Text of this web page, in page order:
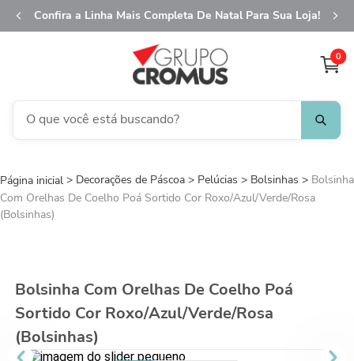
Confira a Linha Mais Completa De Natal Para Sua Loja!
0
O que você está buscando?
Decorações de Páscoa Pelúcias Bolsinhas
Bolsinha
Com Orelhas De Coelho Poá Sortido Cor Roxo/Azul/Verde/Rosa
(Bolsinhas)
Bolsinha Com Orelhas De Coelho Poá
Sortido Cor Roxo/Azul/Verde/Rosa
(Bolsinhas)
1
fita aramada
saco presente
º
caixa
6º
guardanapo